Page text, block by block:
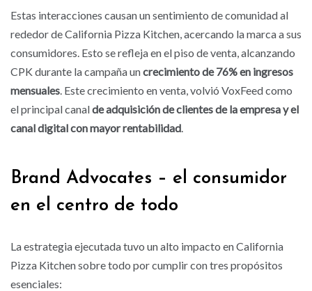
Estas interacciones causan un sentimiento de comunidad al
rededor de California Pizza Kitchen, acercando la marca a sus
consumidores. Esto se refleja en el piso de venta, alcanzando
CPK durante la campaña uncrecimiento de 76% en ingresos
mensuales. Este crecimiento en venta, volvió VoxFeed como
el principal canalde adquisición de clientes de la empresa y el
canal digital con mayor rentabilidad.
Brand Advocates – el consumidor
en el centro de todo
La estrategia ejecutada tuvo un alto impacto en California
Pizza Kitchen sobre todo por cumplir con tres propósitos
esenciales: